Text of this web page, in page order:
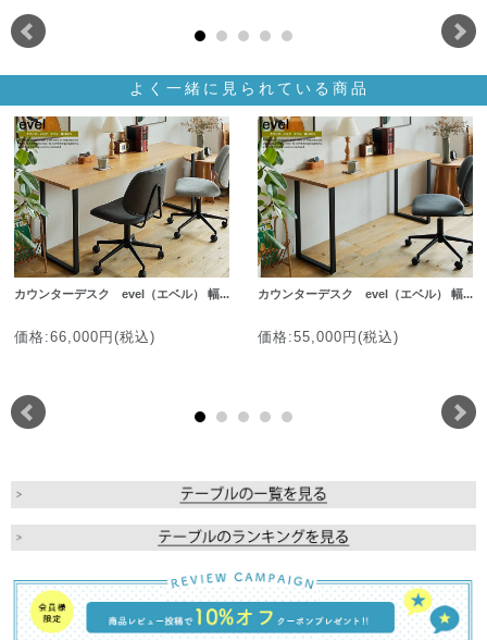
よく一緒に見られている商品
カウンターデスク evel（エベル） 幅...
価格:66,000円(税込)
カウンターデスク evel（エベル） 幅...
価格:55,000円(税込)